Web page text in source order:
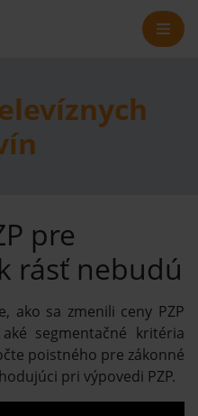
pre
rásť nebudú
ako sa zmenili ceny PZP
segmentačné kritéria
poistného pre zákonné
pri výpovedi PZP.